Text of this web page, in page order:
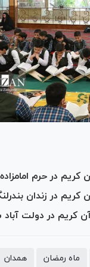
کریم در حرم
کریم در زندان
کریم در دولت
ماه رمضان همدان